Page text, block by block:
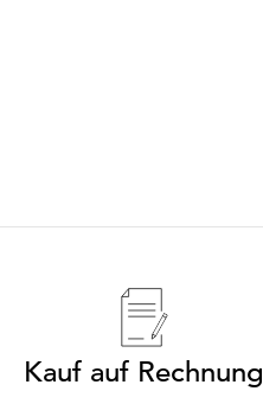
Kauf auf Rechnung